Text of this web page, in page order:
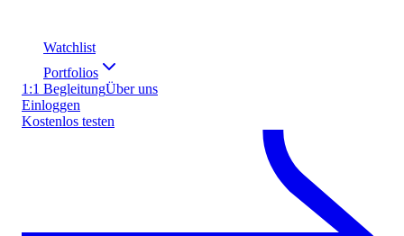
Watchlist
Portfolios
1:1 BegleitungÜber uns
Einloggen
Kostenlos testen